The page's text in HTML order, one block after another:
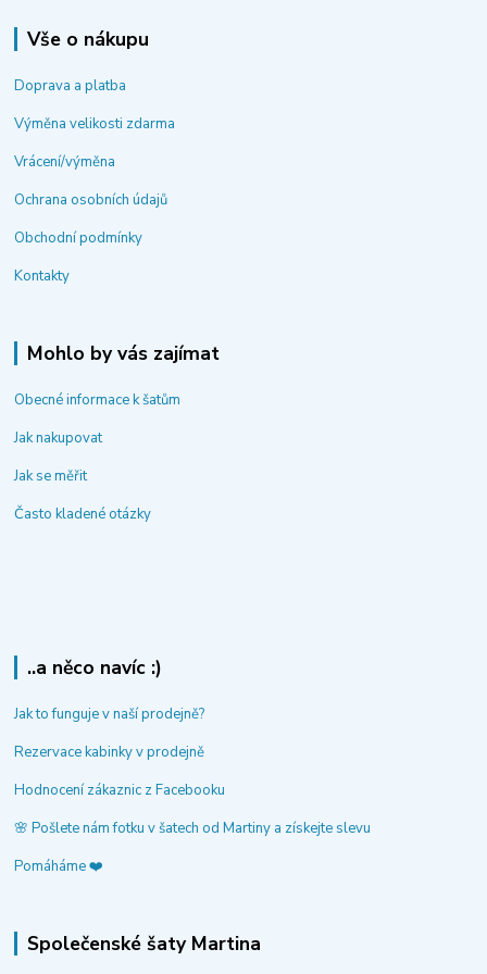
Vše o nákupu
Doprava a platba
Výměna velikosti zdarma
Vrácení/výměna
Ochrana osobních údajů
Obchodní podmínky
Kontakty
Mohlo by vás zajímat
Obecné informace k šatům
Jak nakupovat
Jak se měřit
Často kladené otázky
..a něco navíc :)
Jak to funguje v naší prodejně?
Rezervace kabinky v prodejně
Hodnocení zákaznic z Facebooku
🌸 Pošlete nám fotku v šatech od Martiny a získejte slevu
Pomáháme ❤️
Společenské šaty Martina